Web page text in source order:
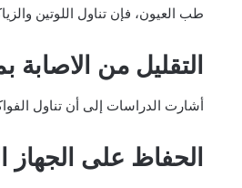
طب العيون، فإن تناول اللوتين
التقليل من
أشارت الدراسات إلى أن تناول
الحفاظ على